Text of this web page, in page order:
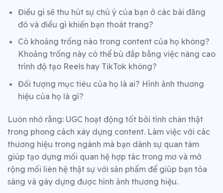
Điều gì sẽ thu hút sự chú ý của bạn ở các bài đăng
đó và điều gì khiến bạn thoát trang?
Có khoảng trống nào trong content của họ không?
Khoảng trống này có thể bù đắp bằng việc nâng cao
trình độ tạo Reels hay TikTok không?
Đối tượng mục tiêu của họ là ai? Hình ảnh thương
hiệu của họ là gì?
Luôn nhớ rằng: UGC hoạt động tốt bởi tính chân thật
trong phong cách xây dựng content. Làm việc với các
thương hiệu trong ngành mà bạn dành sự quan tâm
giúp tạo dựng mối quan hệ hợp tác trong mơ và mở
rộng mối liên hệ thật sự với sản phẩm để giúp bạn tỏa
sáng và gây dựng được hình ảnh thương hiệu.